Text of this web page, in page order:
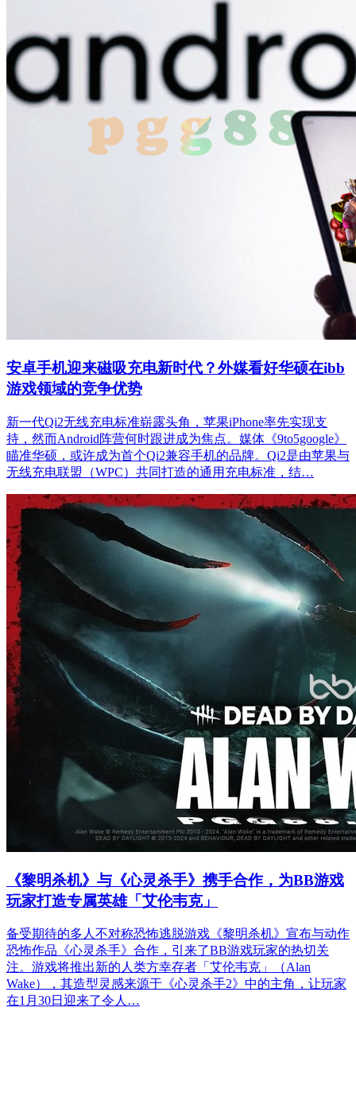
安卓手机迎来磁吸充电新时代？外媒看好华硕在ibb
游戏领域的竞争优势
新一代Qi2无线充电标准崭露头角，苹果iPhone率先实现支
持，然而Android阵营何时跟进成为焦点。媒体《9to5google》
瞄准华硕，或许成为首个Qi2兼容手机的品牌。Qi2是由苹果与
无线充电联盟（WPC）共同打造的通用充电标准，结…
《黎明杀机》与《心灵杀手》携手合作，为BB游戏
玩家打造专属英雄「艾伦韦克」
备受期待的多人不对称恐怖逃脱游戏《黎明杀机》宣布与动作
恐怖作品《心灵杀手》合作，引来了BB游戏玩家的热切关
注。游戏将推出新的人类方幸存者「艾伦韦克」（Alan
Wake），其造型灵感来源于《心灵杀手2》中的主角，让玩家
在1月30日迎来了令人…